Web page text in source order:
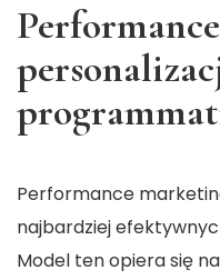
Performance
najbardziej
Model ten opiera się